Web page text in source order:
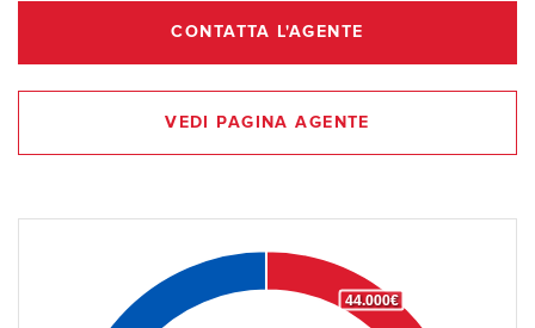
CONTATTA L'AGENTE
VEDI PAGINA AGENTE
44.000€